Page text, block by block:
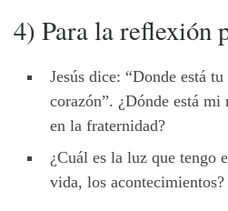
4) Para la reflexión
Jesús dice: “Donde está
corazón”. ¿Dónde está
en la fraternidad?
¿Cuál es la luz que tengo
vida, los acontecimientos?